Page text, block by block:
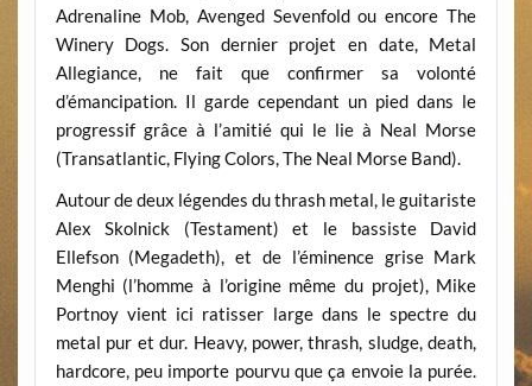
Adrenaline Mob, Avenged Sevenfold ou encore The
Winery Dogs. Son dernier projet en date, Metal
Allegiance, ne fait que confirmer sa volonté
d’émancipation. Il garde cependant un pied dans le
progressif grâce à l’amitié qui le lie à Neal Morse
(Transatlantic, Flying Colors, The Neal Morse Band).
Autour de deux légendes du thrash metal, le guitariste
Alex Skolnick (Testament) et le bassiste David
Ellefson (Megadeth), et de l’éminence grise Mark
Menghi (l’homme à l’origine même du projet), Mike
Portnoy vient ici ratisser large dans le spectre du
metal pur et dur. Heavy, power, thrash, sludge, death,
hardcore, peu importe pourvu que ça envoie la purée.